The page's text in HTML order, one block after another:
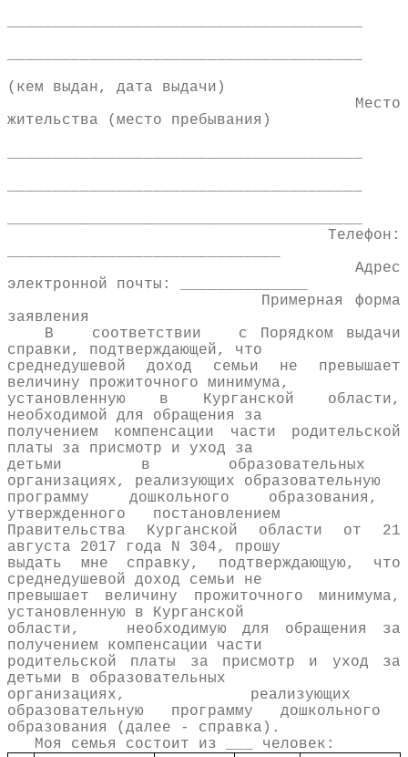
(кем выдан, дата выдачи)
Место
жительства (место пребывания)
Телефон:
Адрес
электронной почты: ______________
Примерная форма
заявления
В соответствии с Порядком выдачи
справки, подтверждающей, что
среднедушевой доход семьи не превышает
величину прожиточного минимума,
установленную в Курганской области,
необходимой для обращения за
получением компенсации части родительской
платы за присмотр и уход за
детьми в образовательных
организациях, реализующих образовательную
программу дошкольного образования,
утвержденного постановлением
Правительства Курганской области от 21
августа 2017 года N 304, прошу
выдать мне справку, подтверждающую, что
среднедушевой доход семьи не
превышает величину прожиточного минимума,
установленную в Курганской
области, необходимую для обращения за
получением компенсации части
родительской платы за присмотр и уход за
детьми в образовательных
организациях, реализующих
образовательную программу дошкольного
образования (далее - справка).
Моя семья состоит из ___ человек: